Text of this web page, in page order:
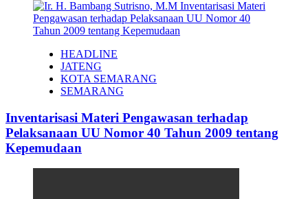
HEADLINE
JATENG
KOTA SEMARANG
SEMARANG
Inventarisasi Materi Pengawasan terhadap
Pelaksanaan UU Nomor 40 Tahun 2009 tentang
Kepemudaan